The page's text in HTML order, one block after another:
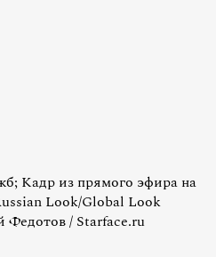
Кадр из прямого эфира на
Look/Global Look
Федотов / Starface.ru